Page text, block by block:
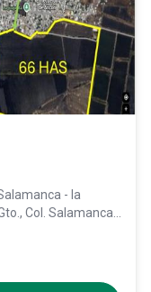
- la
Col. Salamanca